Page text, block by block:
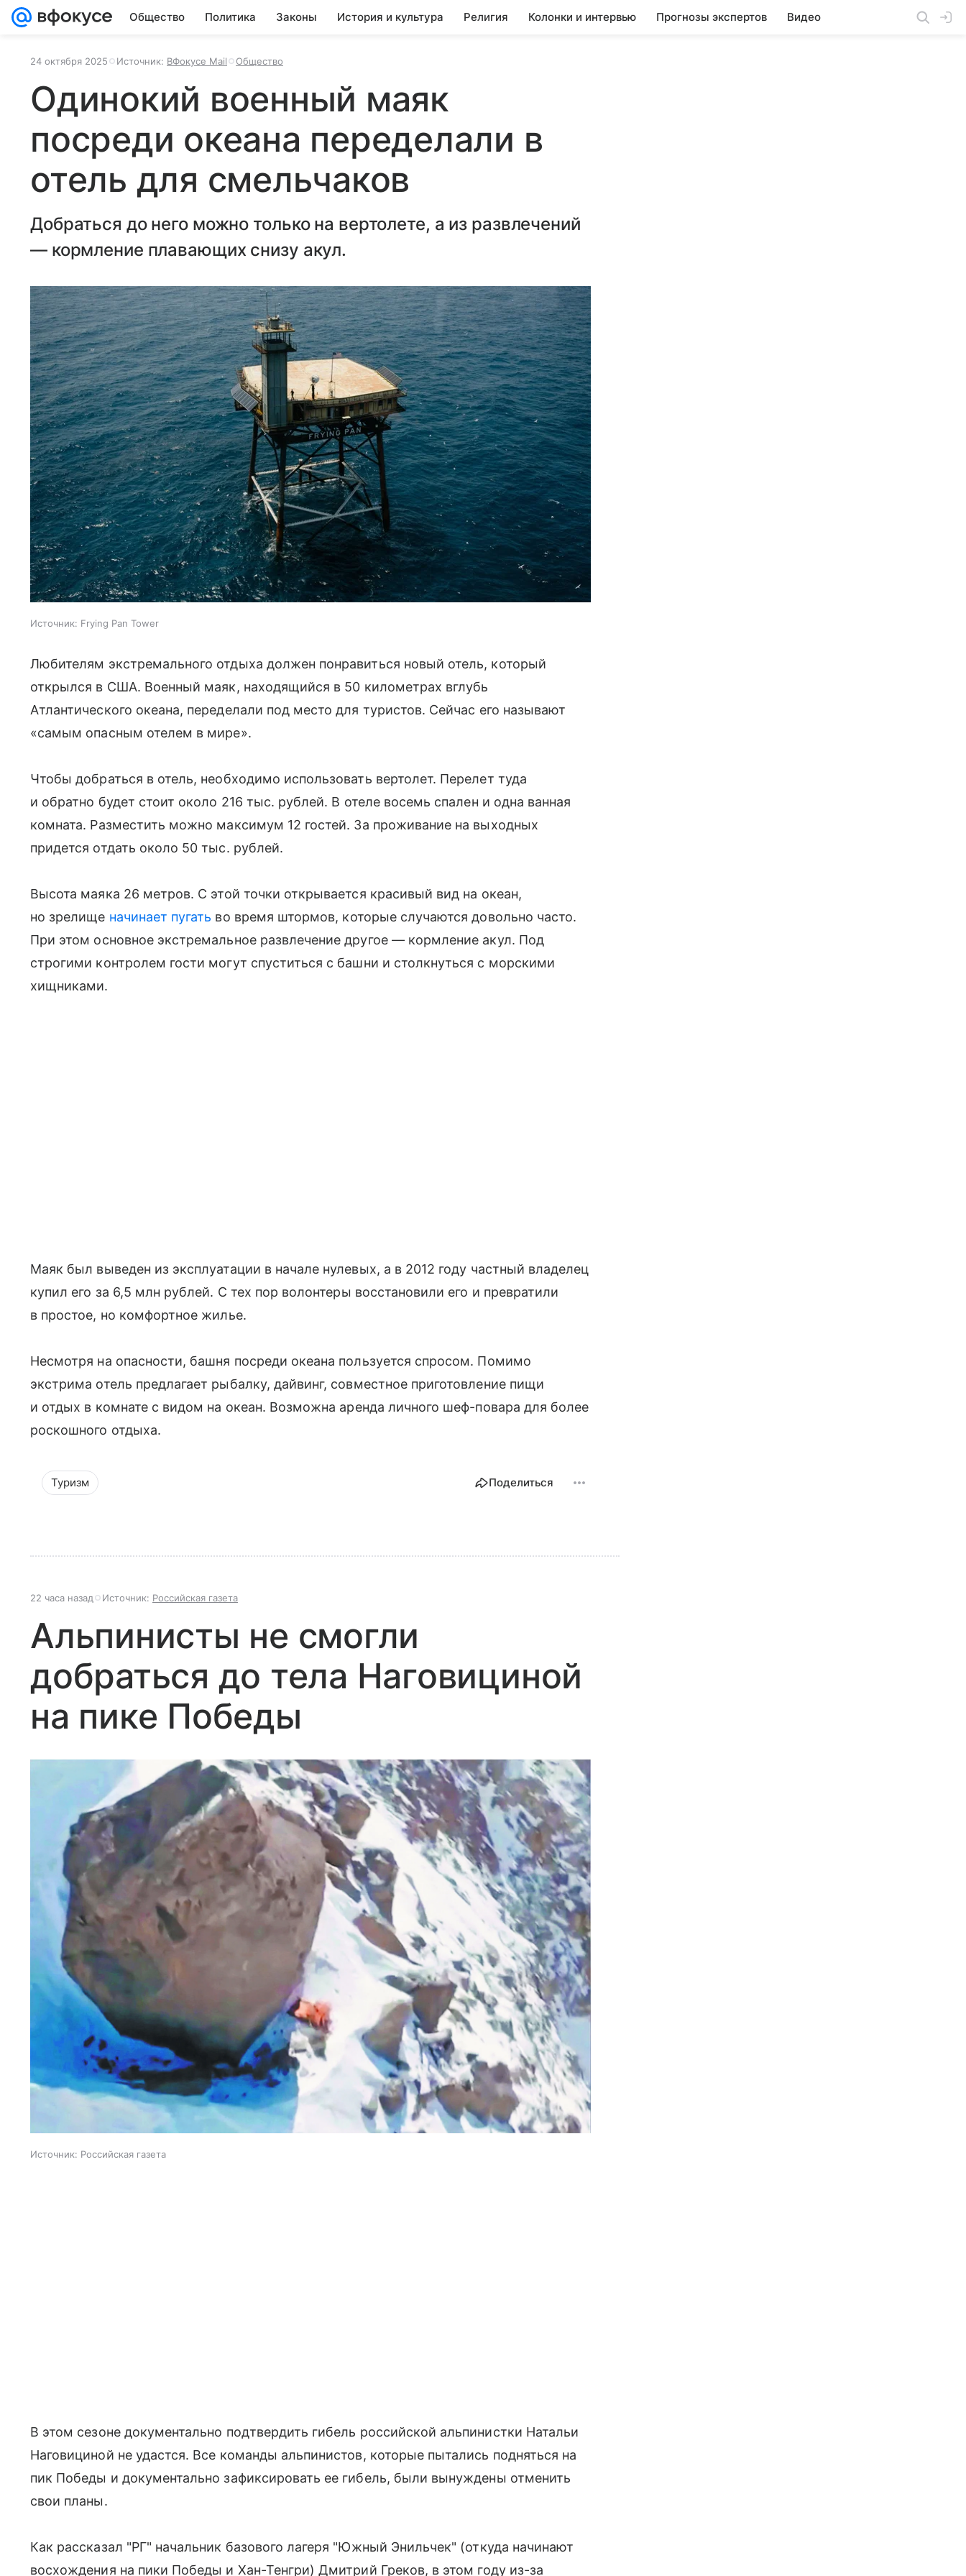
Общество Политика Законы История и культура Религия Колонки и интервью Прогнозы экспертов Видео
24 октября 2025 Источник: ВФокусе Mail Общество
Одинокий военный маяк
посреди океана переделали в
отель для смельчаков
Добраться до него можно только на вертолете, а из развлечений
— кормление плавающих снизу акул.
Источник: Frying Pan Tower
Любителям экстремального отдыха должен понравиться новый отель, который
открылся в США. Военный маяк, находящийся в 50 километрах вглубь
Атлантического океана, переделали под место для туристов. Сейчас его называют
«самым опасным отелем в мире».
Чтобы добраться в отель, необходимо использовать вертолет. Перелет туда
и обратно будет стоит около 216 тыс. рублей. В отеле восемь спален и одна ванная
комната. Разместить можно максимум 12 гостей. За проживание на выходных
придется отдать около 50 тыс. рублей.
Высота маяка 26 метров. С этой точки открывается красивый вид на океан,
но зрелище начинает пугать во время штормов, которые случаются довольно часто.
При этом основное экстремальное развлечение другое — кормление акул. Под
строгими контролем гости могут спуститься с башни и столкнуться с морскими
хищниками.
Маяк был выведен из эксплуатации в начале нулевых, а в 2012 году частный владелец
купил его за 6,5 млн рублей. С тех пор волонтеры восстановили его и превратили
в простое, но комфортное жилье.
Несмотря на опасности, башня посреди океана пользуется спросом. Помимо
экстрима отель предлагает рыбалку, дайвинг, совместное приготовление пищи
и отдых в комнате с видом на океан. Возможна аренда личного шеф-повара для более
роскошного отдыха.
Туризм Поделиться
22 часа назад Источник: Российская газета
Альпинисты не смогли
добраться до тела Наговициной
на пике Победы
Источник: Российская газета
В этом сезоне документально подтвердить гибель российской альпинистки Натальи
Наговициной не удастся. Все команды альпинистов, которые пытались подняться на
пик Победы и документально зафиксировать ее гибель, были вынуждены отменить
свои планы.
Как рассказал "РГ" начальник базового лагеря "Южный Энильчек" (откуда начинают
восхождения на пики Победы и Хан-Тенгри) Дмитрий Греков, в этом году из-за